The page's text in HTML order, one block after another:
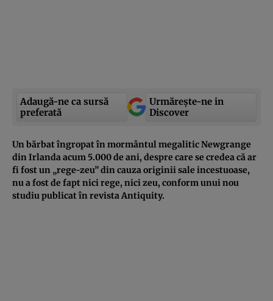
Adaugă-ne ca sursă
preferată
Urmărește-ne in
Discover
Un bărbat îngropat în mormântul megalitic Newgrange
din Irlanda acum 5.000 de ani, despre care se credea că ar
fi fost un „rege-zeu” din cauza originii sale incestuoase,
nu a fost de fapt nici rege, nici zeu, conform unui nou
studiu publicat în revista Antiquity.